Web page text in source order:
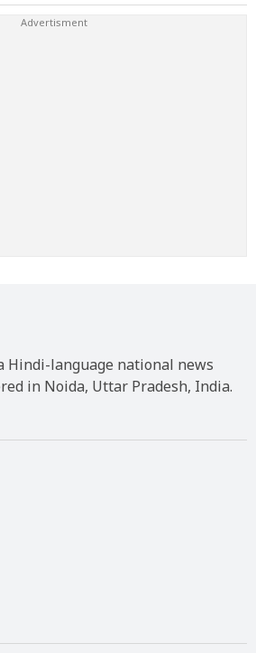
Hindi-language national news
in Noida, Uttar Pradesh, India.